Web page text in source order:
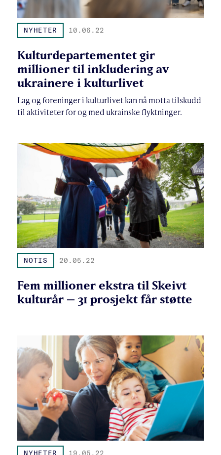
NYHETER 10.06.22
Kulturdepartementet gir
millioner til inkludering av
ukrainere i kulturlivet
Lag og foreninger i kulturlivet kan nå motta tilskudd
til aktiviteter for og med ukrainske flyktninger.
NOTIS 20.05.22
Fem millioner ekstra til Skeivt
kulturår – 31 prosjekt får støtte
NYHETER 19.05.22